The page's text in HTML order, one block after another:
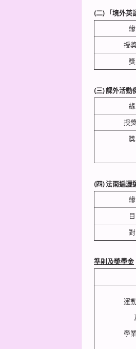
(二) 「境外
授
(三)課外活動
授
(四)法雨遍灑
準則及奬學金
運
學